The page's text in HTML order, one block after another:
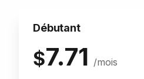
Débutant
$7.71 /mois